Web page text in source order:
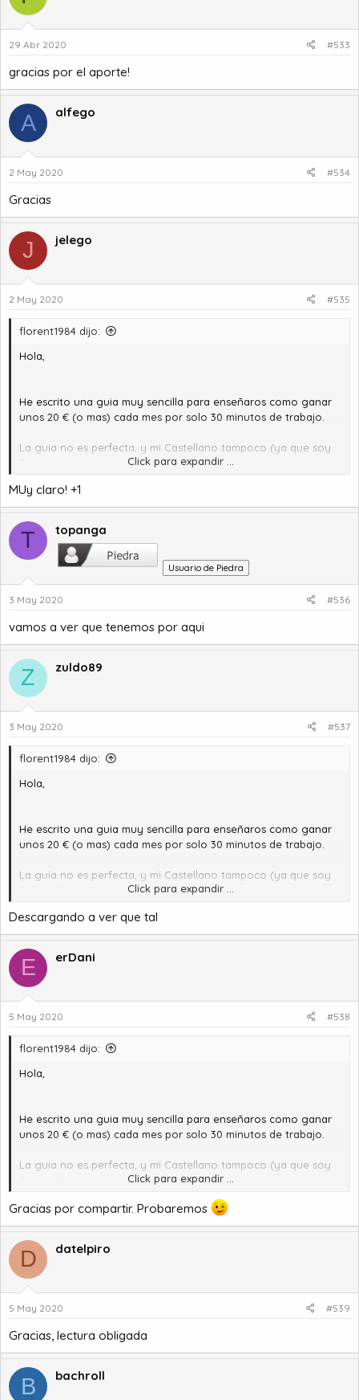
29 Abr 2020 #533
gracias por el aporte!
A alfego
2 May 2020 #534
Gracias
J jelego
2 May 2020 #535
florent1984 dijo:
Hola,
He escrito una guia muy sencilla para enseñaros como ganar
unos 20 € (o mas) cada mes por solo 30 minutos de trabajo.
La guia no es perfecta, y mi Castellano tampoco (ya que soy
Frances) pero espero que os gustara.
[Hidden content]
Florent
Click para expandir ...
MUy claro! +1
T topanga
Usuario de Piedra
3 May 2020 #536
vamos a ver que tenemos por aqui
Z zuldo89
3 May 2020 #537
florent1984 dijo:
Hola,
He escrito una guia muy sencilla para enseñaros como ganar
unos 20 € (o mas) cada mes por solo 30 minutos de trabajo.
La guia no es perfecta, y mi Castellano tampoco (ya que soy
Frances) pero espero que os gustara.
[Hidden content]
Florent
Click para expandir ...
Descargando a ver que tal
E erDani
5 May 2020 #538
florent1984 dijo:
Hola,
He escrito una guia muy sencilla para enseñaros como ganar
unos 20 € (o mas) cada mes por solo 30 minutos de trabajo.
La guia no es perfecta, y mi Castellano tampoco (ya que soy
Frances) pero espero que os gustara.
[Hidden content]
Florent
Click para expandir ...
Gracias por compartir. Probaremos
D datelpiro
5 May 2020 #539
Gracias, lectura obligada
B bachroll